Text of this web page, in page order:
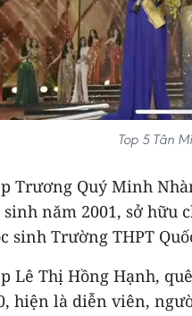
Top 5 Tân
Trương Quý Minh
sinh năm 2001, sở hữu
sinh Trường THPT
Lê Thị Hồng Hạnh,
hiện là diễn viên,